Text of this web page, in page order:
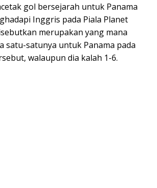
gol bersejarah untuk Panama
Inggris pada Piala Planet
merupakan yang mana
satu-satunya untuk Panama pada
walaupun dia kalah 1-6.